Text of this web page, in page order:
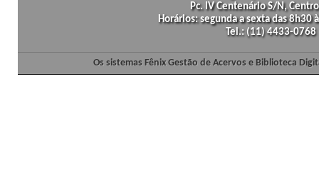
Pc. IV Centenário S/N,
Horários: segunda a sexta das
Tel.: (11) 4433-
Os sistemas Fênix Gestão de Acervos e Biblioteca